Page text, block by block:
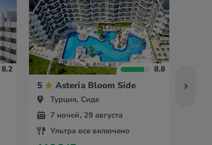
8.2 8.8
5 Asteria Bloom Side
Турция, Сиде
7 ночей, 29 августа
Ультра все включено